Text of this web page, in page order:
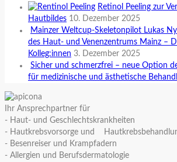
Retinol Peeling zur
Hautbildes 10. Dezember 2025
Mainzer Weltcup-Skeletonpilot Lukas
des Haut- und Venenzentrums Mainz –
Kolleg:innen 3. Dezember 2025
Sicher und schmerzfrei – neue Option
für medizinische und ästhetische
Ihr Ansprechpartner für
- Haut- und Geschlechtskrankheiten
- Hautkrebsvorsorge und
- Besenreiser und Krampfadern
- Allergien und Berufsdermatologie